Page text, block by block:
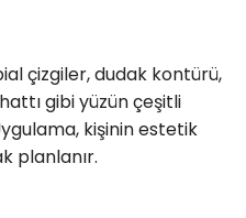
çizgiler, dudak kontürü,
gibi yüzün çeşitli
kişinin estetik
planlanır.